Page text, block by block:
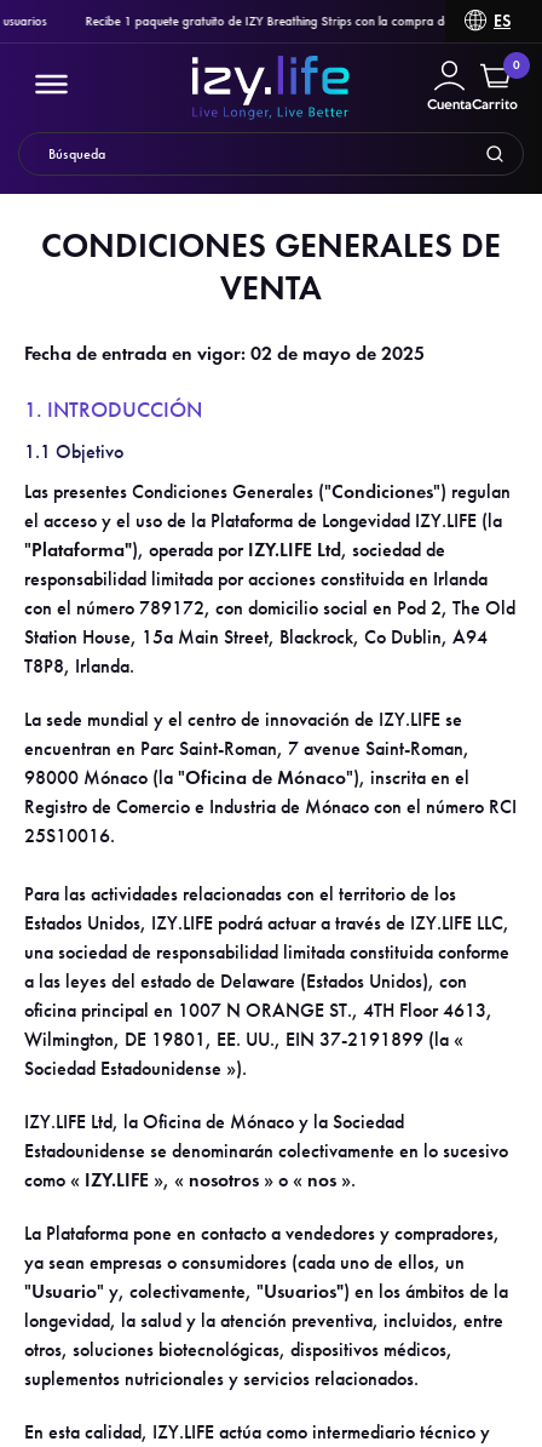
Recibe 1 paquete gratuito de IZY Breathing Strips con la compra de Ozlo Sleepbuds, Pulsetto
ES
Cuenta
0
Carrito
Filtro
PRODUCTOS
CONDICIONES GENERALES DE
VENTA
Fecha de entrada en vigor: 02 de mayo de 2025
1. INTRODUCCIÓN
1.1 Objetivo
Las presentes Condiciones Generales ("Condiciones") regulan
el acceso y el uso de la Plataforma de Longevidad IZY.LIFE (la
"Plataforma"), operada por IZY.LIFE Ltd, sociedad de
responsabilidad limitada por acciones constituida en Irlanda
con el número 789172, con domicilio social en Pod 2, The Old
Station House, 15a Main Street, Blackrock, Co Dublin, A94
T8P8, Irlanda.
La sede mundial y el centro de innovación de IZY.LIFE se
encuentran en Parc Saint-Roman, 7 avenue Saint-Roman,
98000 Mónaco (la "Oficina de Mónaco"), inscrita en el
Registro de Comercio e Industria de Mónaco con el número RCI
25S10016.
Para las actividades relacionadas con el territorio de los
Estados Unidos, IZY.LIFE podrá actuar a través de IZY.LIFE LLC,
una sociedad de responsabilidad limitada constituida conforme
a las leyes del estado de Delaware (Estados Unidos), con
oficina principal en 1007 N ORANGE ST., 4TH Floor 4613,
Wilmington, DE 19801, EE. UU., EIN 37-2191899 (la «
Sociedad Estadounidense »).
IZY.LIFE Ltd, la Oficina de Mónaco y la Sociedad
Estadounidense se denominarán colectivamente en lo sucesivo
como « IZY.LIFE », « nosotros » o « nos ».
La Plataforma pone en contacto a vendedores y compradores,
ya sean empresas o consumidores (cada uno de ellos, un
"Usuario" y, colectivamente, "Usuarios") en los ámbitos de la
longevidad, la salud y la atención preventiva, incluidos, entre
otros, soluciones biotecnológicas, dispositivos médicos,
suplementos nutricionales y servicios relacionados.
En esta calidad, IZY.LIFE actúa como intermediario técnico y